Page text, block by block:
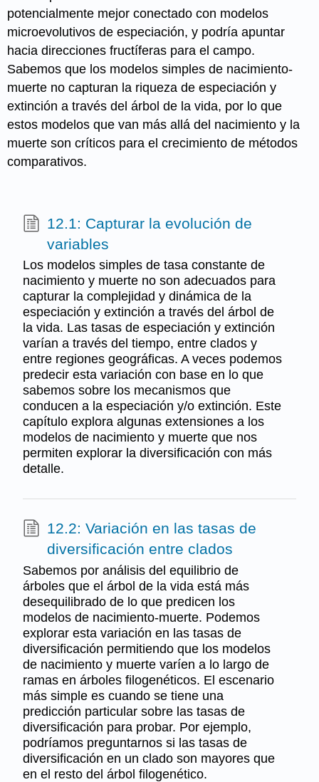
potencialmente mejor conectado con modelos
microevolutivos de especiación, y podría apuntar
hacia direcciones fructíferas para el campo.
Sabemos que los modelos simples de nacimiento-
muerte no capturan la riqueza de especiación y
extinción a través del árbol de la vida, por lo que
estos modelos que van más allá del nacimiento y la
muerte son críticos para el crecimiento de métodos
comparativos.
12.1: Capturar la evolución de
variables
Los modelos simples de tasa constante de
nacimiento y muerte no son adecuados para
capturar la complejidad y dinámica de la
especiación y extinción a través del árbol de
la vida. Las tasas de especiación y extinción
varían a través del tiempo, entre clados y
entre regiones geográficas. A veces podemos
predecir esta variación con base en lo que
sabemos sobre los mecanismos que
conducen a la especiación y/o extinción. Este
capítulo explora algunas extensiones a los
modelos de nacimiento y muerte que nos
permiten explorar la diversificación con más
detalle.
12.2: Variación en las tasas de
diversificación entre clados
Sabemos por análisis del equilibrio de
árboles que el árbol de la vida está más
desequilibrado de lo que predicen los
modelos de nacimiento-muerte. Podemos
explorar esta variación en las tasas de
diversificación permitiendo que los modelos
de nacimiento y muerte varíen a lo largo de
ramas en árboles filogenéticos. El escenario
más simple es cuando se tiene una
predicción particular sobre las tasas de
diversificación para probar. Por ejemplo,
podríamos preguntarnos si las tasas de
diversificación en un clado son mayores que
en el resto del árbol filogenético.